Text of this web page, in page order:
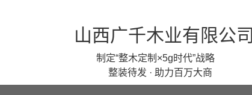
山西广千木业有限公司
制定“整木定制×5g时代”战略
整装待发 · 助力百万大商